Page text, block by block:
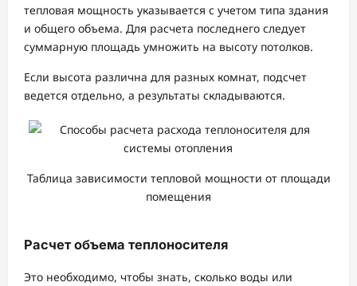
тепловая мощность указывается с учетом типа здания
и общего объема. Для расчета последнего следует
суммарную площадь умножить на высоту потолков.
Если высота различна для разных комнат, подсчет
ведется отдельно, а результаты складываются.
Таблица зависимости тепловой мощности от площади
помещения
Расчет объема теплоносителя
Это необходимо, чтобы знать, сколько воды или